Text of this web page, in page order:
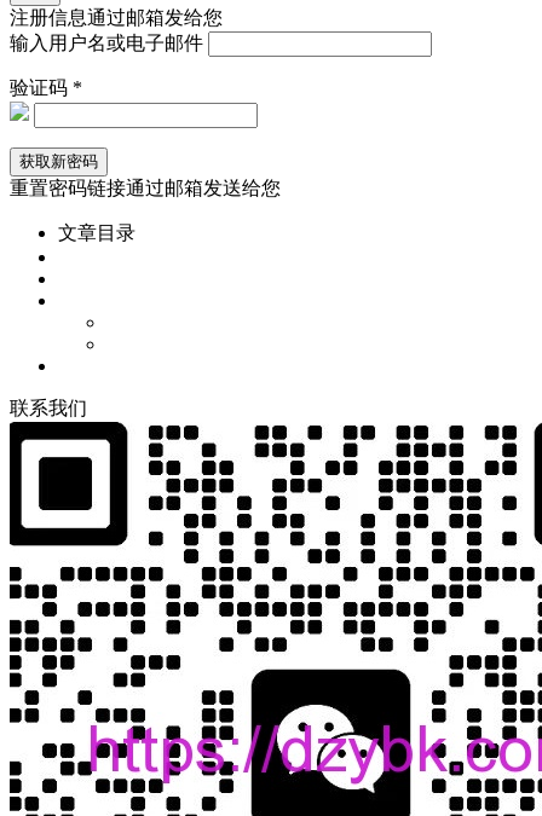
注册信息通过邮箱发给您
输入用户名或电子邮件
验证码 *
重置密码链接通过邮箱发送给您
文章目录
联系我们